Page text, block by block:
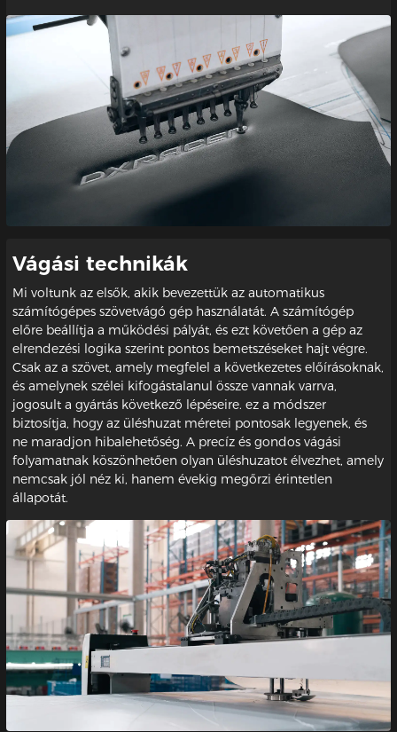
Vágási technikák
Mi voltunk az elsők, akik bevezettük az automatikus
számítógépes szövetvágó gép használatát. A számítógép
előre beállítja a működési pályát, és ezt követően a gép az
elrendezési logika szerint pontos bemetszéseket hajt végre.
Csak az a szövet, amely megfelel a következetes előírásoknak,
és amelynek szélei kifogástalanul össze vannak varrva,
jogosult a gyártás következő lépéseire. ez a módszer
biztosítja, hogy az üléshuzat méretei pontosak legyenek, és
ne maradjon hibalehetőség. A precíz és gondos vágási
folyamatnak köszönhetően olyan üléshuzatot élvezhet, amely
nemcsak jól néz ki, hanem évekig megőrzi érintetlen
állapotát.